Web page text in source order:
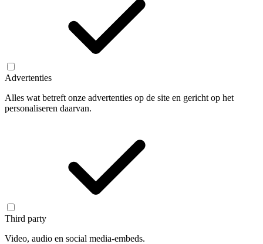
Advertenties
Alles wat betreft onze advertenties op de site en gericht op het
personaliseren daarvan.
Third party
Video, audio en social media-embeds.